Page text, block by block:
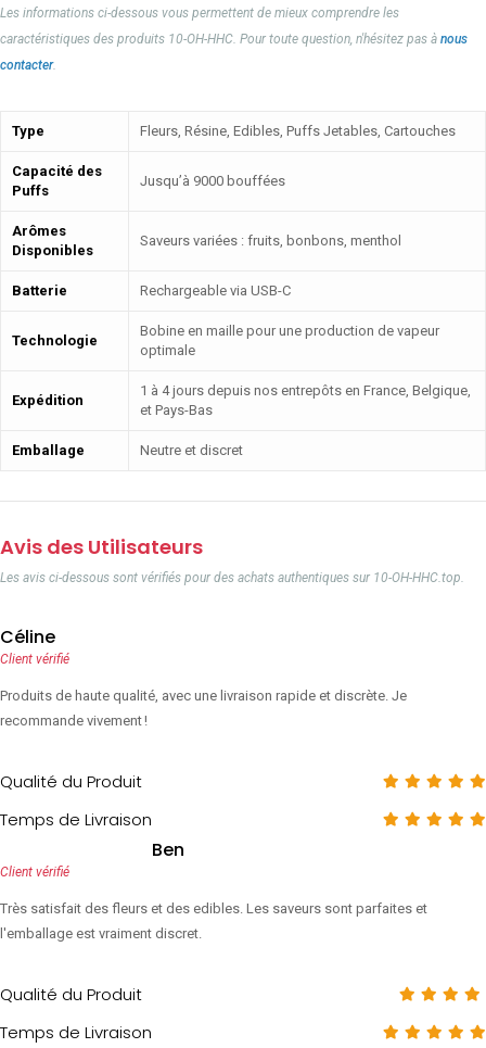
Les informations ci-dessous vous permettent de mieux comprendre les
caractéristiques des produits 10-OH-HHC. Pour toute question, n'hésitez pas à nous
contacter.
Type Fleurs, Résine, Edibles, Puffs Jetables, Cartouches
Capacité des
Puffs
Jusqu’à 9000 bouffées
Arômes
Disponibles
Saveurs variées : fruits, bonbons, menthol
Batterie Rechargeable via USB-C
Technologie
Bobine en maille pour une production de vapeur
optimale
Expédition
1 à 4 jours depuis nos entrepôts en France, Belgique,
et Pays-Bas
Emballage Neutre et discret
Avis des Utilisateurs
Les avis ci-dessous sont vérifiés pour des achats authentiques sur 10-OH-HHC.top.
Céline
Client vérifié
Produits de haute qualité, avec une livraison rapide et discrète. Je
recommande vivement !
Qualité du Produit
Temps de Livraison
Ben
Client vérifié
Très satisfait des fleurs et des edibles. Les saveurs sont parfaites et
l'emballage est vraiment discret.
Qualité du Produit
Temps de Livraison